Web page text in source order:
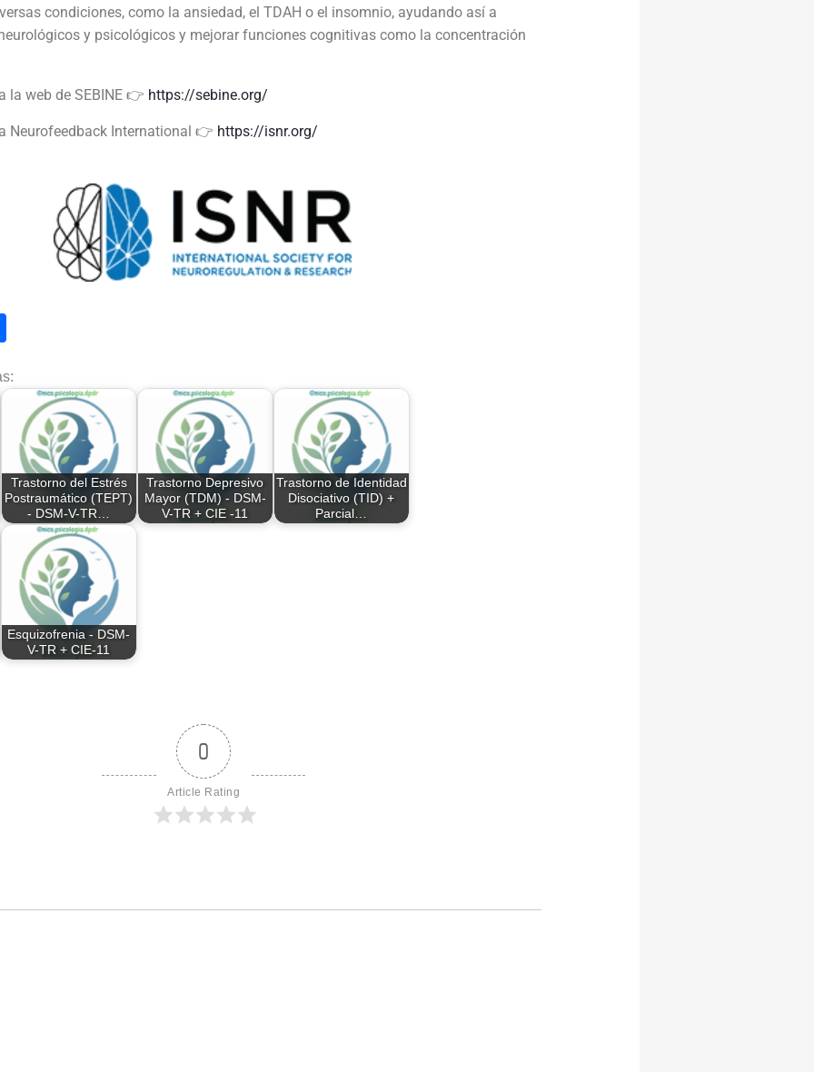
condiciones, como la ansiedad, el TDAH o el insomnio, ayudando así a
y psicológicos y mejorar funciones cognitivas como la concentración
la web de SEBINE 👉 https://sebine.org/
Neurofeedback International 👉 https://isnr.org/
S
ar
Trastorno del Estrés
Postraumático (TEPT)
- DSM-V-TR…
Trastorno Depresivo
Mayor (TDM) - DSM-
V-TR + CIE -11
Trastorno de Identidad
Disociativo (TID) +
Parcial…
Esquizofrenia - DSM-
V-TR + CIE-11
0
Article Rating